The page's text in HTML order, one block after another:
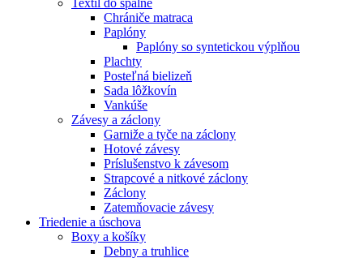
Chrániče matraca
Paplóny
Paplóny so syntetickou výplňou
Plachty
Posteľná bielizeň
Sada lôžkovín
Vankúše
Závesy a záclony
Garniže a tyče na záclony
Hotové závesy
Príslušenstvo k závesom
Strapcové a nitkové záclony
Záclony
Zatemňovacie závesy
Triedenie a úschova
Boxy a košíky
Debny a truhlice